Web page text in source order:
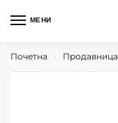
МЕНИ
Почетна › Продавница